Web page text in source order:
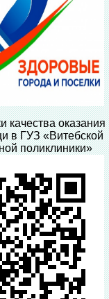
качества оказания
в ГУЗ «Витебской
поликлиники»